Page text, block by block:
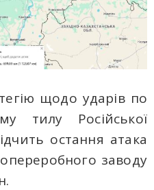
щодо ударів по
тилу Російської
остання атака
заводу